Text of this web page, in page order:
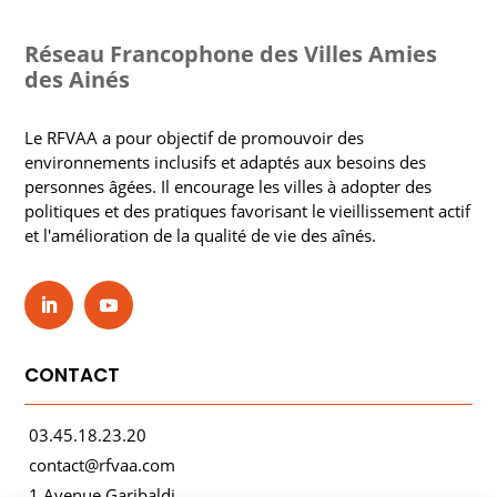
Réseau Francophone des Villes Amies
des Ainés
Le RFVAA a pour objectif de promouvoir des
environnements inclusifs et adaptés aux besoins des
personnes âgées. Il encourage les villes à adopter des
politiques et des pratiques favorisant le vieillissement actif
et l'amélioration de la qualité de vie des aînés.
CONTACT
03.45.18.23.20
contact@rfvaa.com